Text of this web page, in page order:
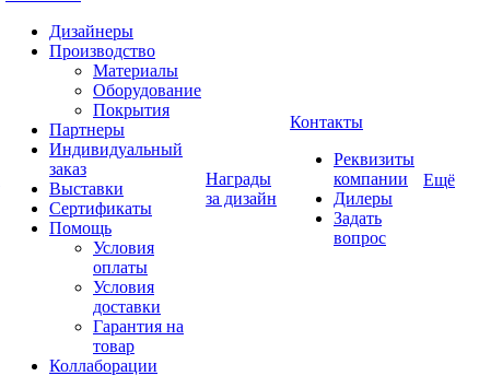
Дизайнеры
Производство
Материалы
Оборудование
Покрытия
Партнеры
Индивидуальный
заказ
Выставки
Сертификаты
Помощь
Условия
оплаты
Условия
доставки
Гарантия на
товар
Коллаборации
Награды
за дизайн
Контакты
Реквизиты
компании
Дилеры
Задать
вопрос
Ещё